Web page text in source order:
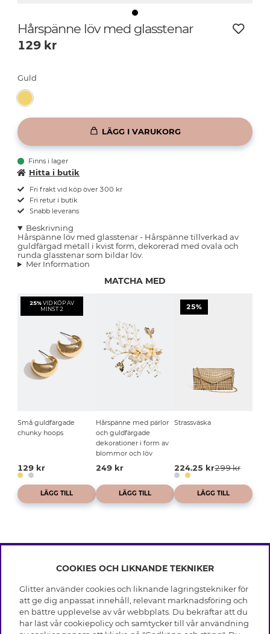
Hårspänne löv med glasstenar
129 kr
Guld
LÄGG I VARUKORG
Finns i lager
Hitta i butik
Fri frakt vid köp över 300 kr
Fri retur i butik
Snabb leverans
Beskrivning
Hårspänne löv med glasstenar - Hårspänne tillverkad av
guldfärgad metall i kvist form, dekorerad med ovala och
runda glasstenar som bildar löv.
Mer Information
MATCHA MED
25% VID KÖP AV
MINST 2
Små guldfärgade
chunky hoops
129 kr
LÄGG TILL
Hårspänne med pärlor
och guldfärgade
dekorationer i form av
blommor och löv
249 kr
LÄGG TILL
25%
Strassväska
224.25 kr299 kr
LÄGG TILL
INFO
Leverans
Villkor
Integritetspolicy
OM GLITTER
Black Friday
COOKIES OCH LIKNANDE TEKNIKER
Glitter använder cookies och liknande lagringstekniker för
att ge dig anpassat innehåll, relevant marknadsföring och
en bättre upplevelse av vår webbplats. Du bekräftar att du
har läst vår cookiepolicy och samtycker till vår användning